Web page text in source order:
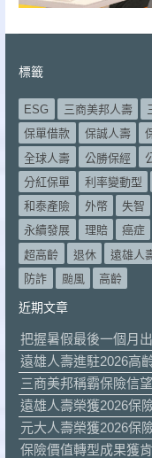
標籤
ESG 三商美邦人壽
保單借款
保誠人壽
全球人壽
公勝保經
分紅保單
利率變動型
和泰產險
外幣 失智
永續發展
理賠 癌症
超高齡
退休 遠雄人
防詐
颱風 高齡
近期文章
把握暑假最後一個月
遠雄人壽進駐2026高
三商美邦稱霸保險信
遠雄人壽榮獲2026保
元大人壽榮獲2026保
保險價值轉型成果獲